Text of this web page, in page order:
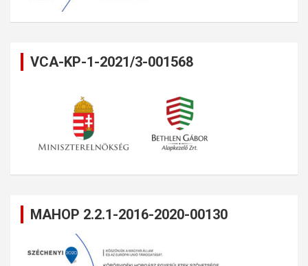
VCA-KP-1-2021/3-001568
MAHOP 2.2.1-2016-2020-00130